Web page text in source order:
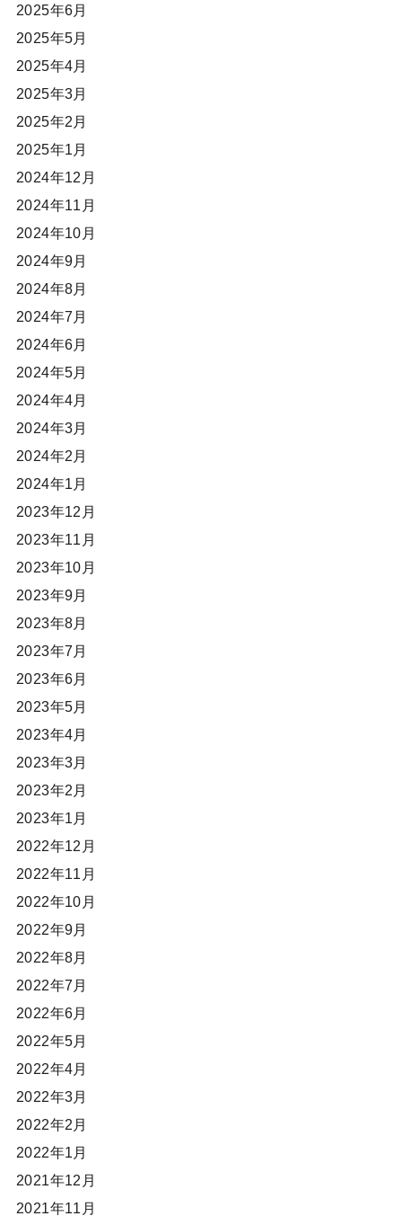
2025年6月
2025年5月
2025年4月
2025年3月
2025年2月
2025年1月
2024年12月
2024年11月
2024年10月
2024年9月
2024年8月
2024年7月
2024年6月
2024年5月
2024年4月
2024年3月
2024年2月
2024年1月
2023年12月
2023年11月
2023年10月
2023年9月
2023年8月
2023年7月
2023年6月
2023年5月
2023年4月
2023年3月
2023年2月
2023年1月
2022年12月
2022年11月
2022年10月
2022年9月
2022年8月
2022年7月
2022年6月
2022年5月
2022年4月
2022年3月
2022年2月
2022年1月
2021年12月
2021年11月